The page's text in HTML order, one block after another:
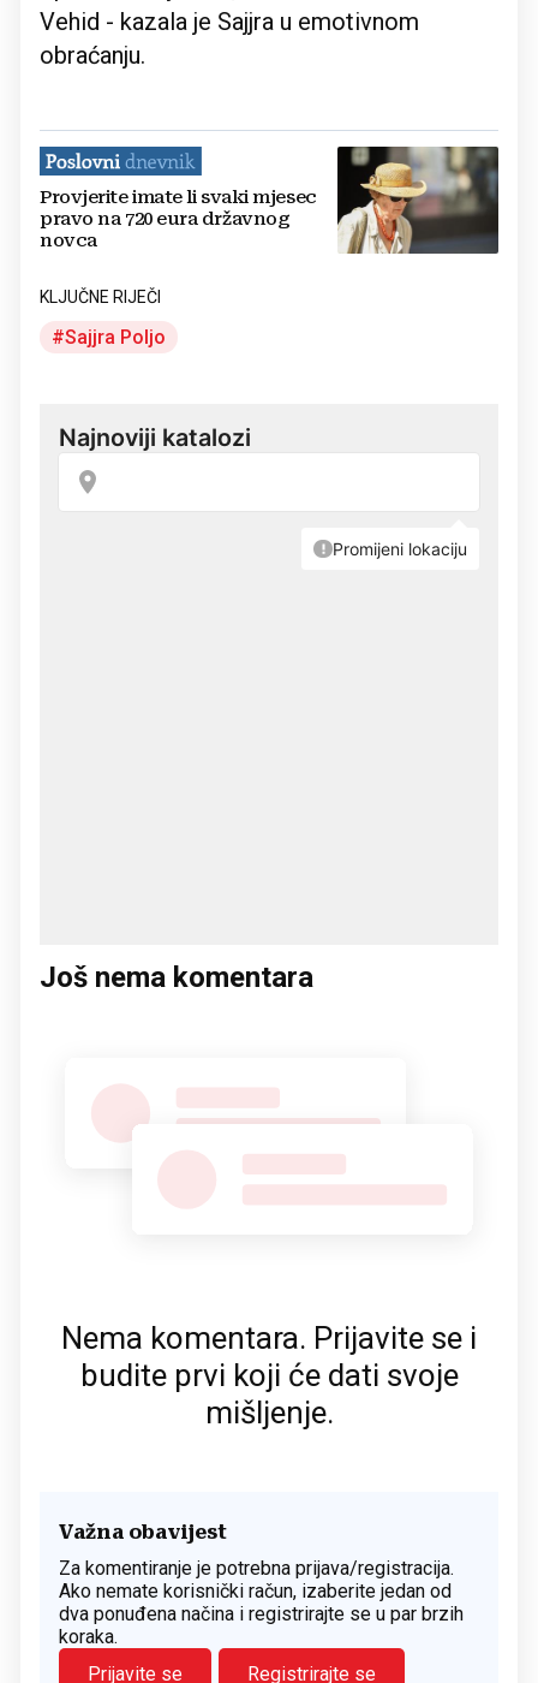
Vehid - kazala je Sajjra u emotivnom
obraćanju.
Provjerite imate li svaki mjesec
pravo na 720 eura državnog
novca
KLJUČNE RIJEČI
Sajjra Poljo
Još nema komentara
Nema komentara. Prijavite se i
budite prvi koji će dati svoje
mišljenje.
Važna obavijest
Za komentiranje je potrebna prijava/registracija.
Ako nemate korisnički račun, izaberite jedan od
dva ponuđena načina i registrirajte se u par brzih
koraka.
Prijavite se
Registrirajte se